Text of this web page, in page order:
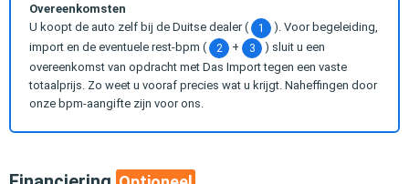
Overeenkomsten
U koopt de auto zelf bij de Duitse dealer (
1
). Voor begeleiding,
import en de eventuele rest-bpm (
2 + 3
) sluit u een
overeenkomst van opdracht met Das Import tegen een vaste
totaalprijs. Zo weet u vooraf precies wat u krijgt. Naheffingen door
onze bpm-aangifte zijn voor ons.